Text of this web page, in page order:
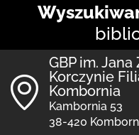
GBP im.
Korczynie
Kombornia
Kambornia 53
38-420